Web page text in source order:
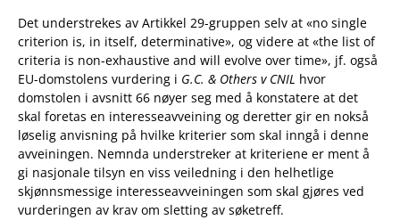
Det understrekes av Artikkel 29-gruppen selv at «no single
criterion is, in itself, determinative», og videre at «the list of
criteria is non-exhaustive and will evolve over time», jf. også
EU-domstolens vurdering i G.C. & Others v CNIL hvor
domstolen i avsnitt 66 nøyer seg med å konstatere at det
skal foretas en interesseavveining og deretter gir en nokså
løselig anvisning på hvilke kriterier som skal inngå i denne
avveiningen. Nemnda understreker at kriteriene er ment å
gi nasjonale tilsyn en viss veiledning i den helhetlige
skjønnsmessige interesseavveiningen som skal gjøres ved
vurderingen av krav om sletting av søketreff.